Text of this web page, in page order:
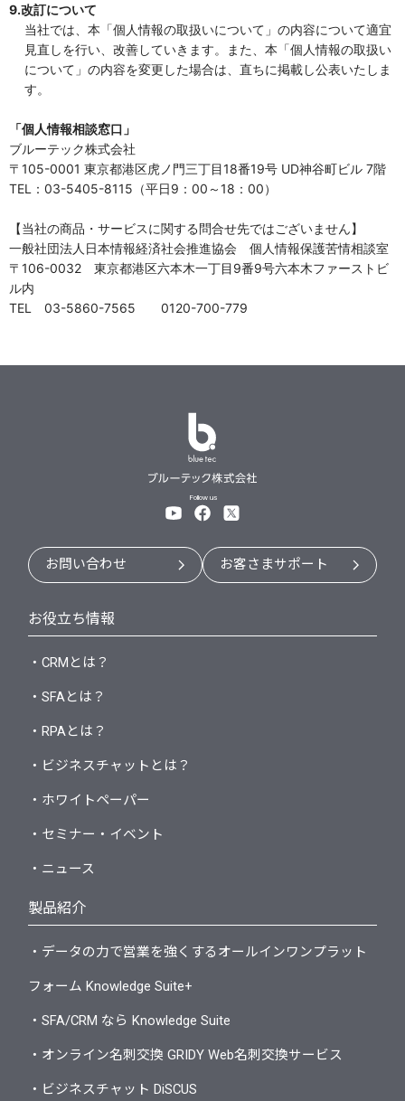
9.改訂について
当社では、本「個人情報の取扱いについて」の内容について適宜
見直しを行い、改善していきます。また、本「個人情報の取扱い
について」の内容を変更した場合は、直ちに掲載し公表いたしま
す。
「個人情報相談窓口」
ブルーテック株式会社
〒105-0001 東京都港区虎ノ門三丁目18番19号 UD神谷町ビル 7階
TEL：03-5405-8115（平日9：00～18：00）
【当社の商品・サービスに関する問合せ先ではございません】
一般社団法人日本情報経済社会推進協会 個人情報保護苦情相談室
〒106-0032 東京都港区六本木一丁目9番9号六本木ファーストビ
ル内
TEL 03-5860-7565 0120-700-779
Follow us
お問い合わせ お客さまサポート
お役立ち情報
・CRMとは？
・SFAとは？
・RPAとは？
・ビジネスチャットとは？
・ホワイトペーパー
・セミナー・イベント
・ニュース
製品紹介
・データの力で営業を強くするオールインワンプラット
フォーム Knowledge Suite+
・SFA/CRM なら Knowledge Suite
・オンライン名刺交換 GRIDY Web名刺交換サービス
・ビジネスチャット DiSCUS